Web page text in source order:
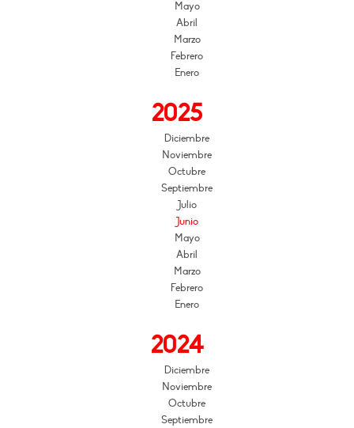
Mayo
Abril
Marzo
Febrero
Enero
2025
Diciembre
Noviembre
Octubre
Septiembre
Julio
Junio
Mayo
Abril
Marzo
Febrero
Enero
2024
Diciembre
Noviembre
Octubre
Septiembre